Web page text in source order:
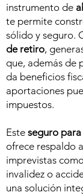
instrumento de
te permite
sólido y seguro.
de retiro,
que, además de
da beneficios
aportaciones
impuestos.
Este seguro
ofrece respaldo
imprevistas
invalidez o
una solución